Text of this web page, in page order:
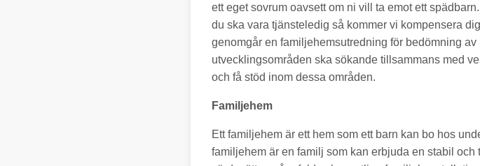
ett eget sovrum oavsett om ni vill ta emot ett
du ska vara tjänsteledig så kommer vi kompensera
genomgår en familjehemsutredning för bedömning
utvecklingsområden ska sökande tillsammans med
och få stöd inom dessa områden.
Familjehem
Ett familjehem är ett hem som ett barn kan bo hos
familjehem är en familj som kan erbjuda en stabil